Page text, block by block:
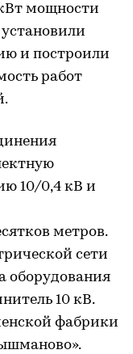
мощности
и построили
работ
10/0,4 кВ и
метров.
сети
оборудования
10 кВ.
фабрики